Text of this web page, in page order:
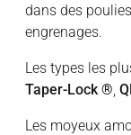
dans des
engrenages.
Les types les
Taper-Lock ®
Les moyeux